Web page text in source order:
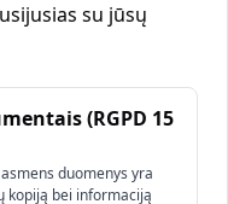
su jūsų
(RGPD 15
duomenys yra
kopiją bei informaciją